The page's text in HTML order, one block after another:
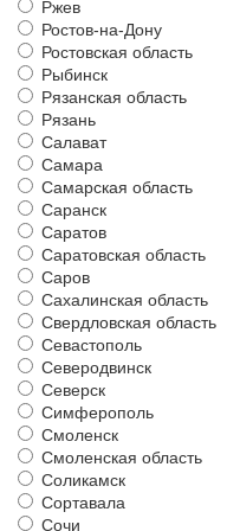
Ржев
Ростов-на-Дону
Ростовская область
Рыбинск
Рязанская область
Рязань
Салават
Самара
Самарская область
Саранск
Саратов
Саратовская область
Саров
Сахалинская область
Свердловская область
Севастополь
Северодвинск
Северск
Симферополь
Смоленск
Смоленская область
Соликамск
Сортавала
Сочи